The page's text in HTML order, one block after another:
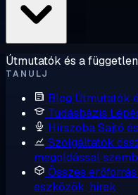
Útmutatók és a
TANULJ
Blog Útmutatók
Tudásbázis
HírszobaSajtó
Szolgáltatók
megoldással
Összes erőforrás
eszközök, hírek